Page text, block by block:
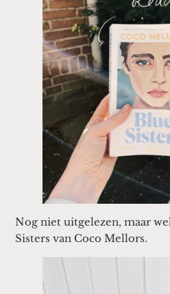
Nog niet uitgelezen, maar
Sisters van Coco Mellors.